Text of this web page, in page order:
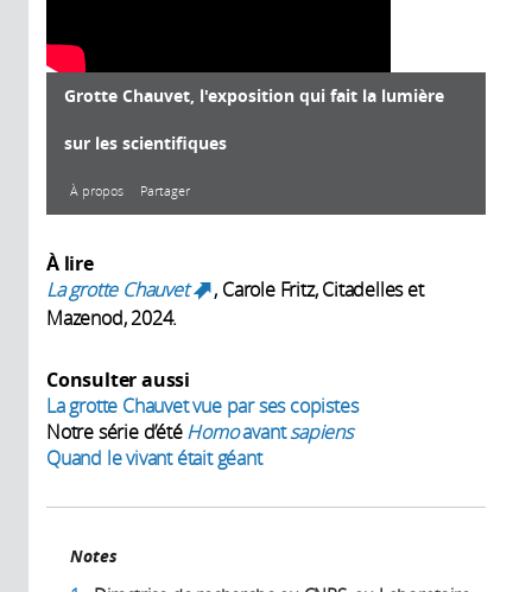
Grotte Chauvet, l'exposition qui fait la lumière
sur les scientifiques
À propos Partager
À propos
2024
Durée:
Intervenants:
À lire
La grotte Chauvet
(link is external)
, Carole Fritz, Citadelles et
Mazenod, 2024.
Consulter aussi
La grotte Chauvet vue par ses copistes
Notre série d’étéHomoavantsapiens
Quand le vivant était géant
Notes